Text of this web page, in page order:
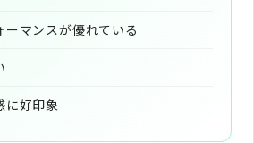
ーマンスが優れている
に好印象